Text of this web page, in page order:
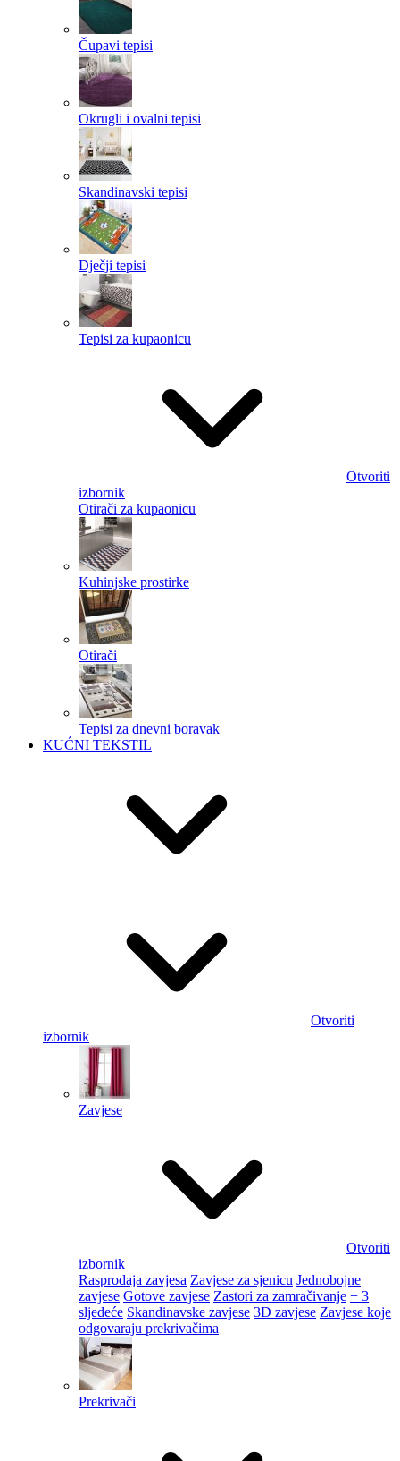
Čupavi tepisi
Okrugli i ovalni tepisi
Skandinavski tepisi
Dječji tepisi
Tepisi za kupaonicu
Otvoriti
izbornik
Otirači za kupaonicu
Kuhinjske prostirke
Otirači
Tepisi za dnevni boravak
KUĆNI TEKSTIL
Otvoriti
izbornik
Zavjese
Otvoriti
izbornik
Rasprodaja zavjesa Zavjese za sjenicu Jednobojne
zavjese Gotove zavjese Zastori za zamračivanje + 3
sljedeće Skandinavske zavjese 3D zavjese Zavjese koje
odgovaraju prekrivačima
Prekrivači